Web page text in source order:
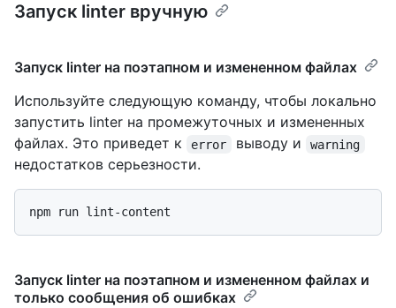
Запуск linter вручную
Запуск linter на поэтапном и измененном файлах
Используйте следующую команду, чтобы локально
запустить linter на промежуточных и измененных
файлах. Это приведет к
error выводу и warning
недостатков серьезности.
Запуск linter на поэтапном и измененном файлах и
только сообщения об ошибках